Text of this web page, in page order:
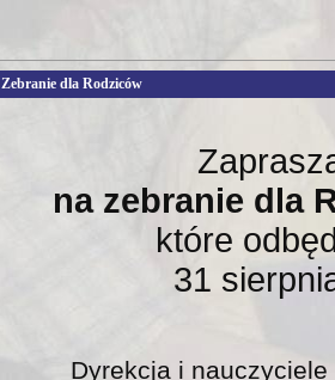
Zebranie dla Rodziców
na zebranie dla
które
31
Dyrekcja i